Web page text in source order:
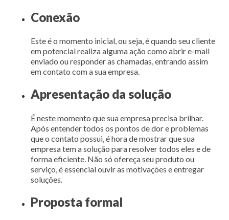
Conexão
Este é o momento inicial, ou seja, é quando seu cliente
em potencial realiza alguma ação como abrir e-mail
enviado ou responder as chamadas, entrando assim
em contato com a sua empresa.
Apresentação da solução
É neste momento que sua empresa precisa brilhar.
Após entender todos os pontos de dor e problemas
que o contato possui, é hora de mostrar que sua
empresa tem a solução para resolver todos eles e de
forma eficiente. Não só ofereça seu produto ou
serviço, é essencial ouvir as motivações e entregar
soluções.
Proposta formal